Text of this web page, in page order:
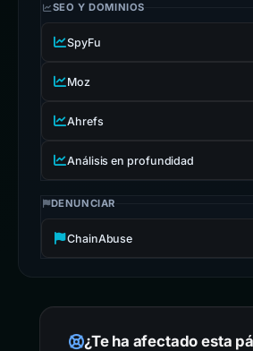
SEO Y DOMINIOS
SpyFu
Moz
Ahrefs
Análisis en profundidad
DENUNCIAR
ChainAbuse
¿Te ha afectado esta